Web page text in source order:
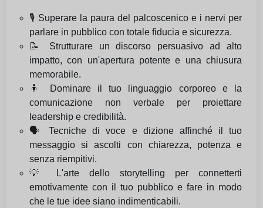
🎙️ Superare la paura del palcoscenico e i nervi per
parlare in pubblico con totale fiducia e sicurezza.
📝 Strutturare un discorso persuasivo ad alto
impatto, con un'apertura potente e una chiusura
memorabile.
🧍 Dominare il tuo linguaggio corporeo e la
comunicazione non verbale per proiettare
leadership e credibilità.
🗣️ Tecniche di voce e dizione affinché il tuo
messaggio si ascolti con chiarezza, potenza e
senza riempitivi.
💡 L'arte dello storytelling per connetterti
emotivamente con il tuo pubblico e fare in modo
che le tue idee siano indimenticabili.